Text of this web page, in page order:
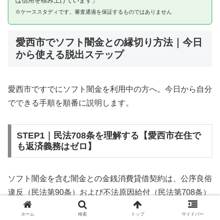
※ケーススタディです。審査通過を保証するものではありません
愛西市でソフト闇金との縁切り方法｜今日
から使える脱出ステップ
愛西市ですでにソフト闇金を利用中の方へ。今日から自分
でできる手順を順番に説明します。
STEP1｜民法708条を理解する【愛西市在住で
も返済義務はゼロ】
ソフト闇金を含む闇金との金銭消費貸借契約は、公序良俗
違反（民法第90条）および不法原因給付（民法第708条）
に該当するため、法的には無効です。愛西市在住であって
ホーム 検索 トップ サイドバー